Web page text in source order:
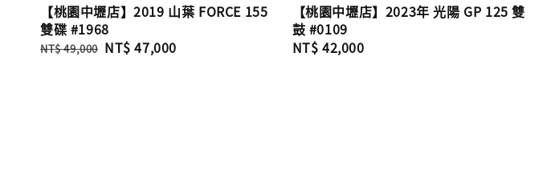
【桃園中壢店】2019 山葉 FORCE 155
雙碟 #1968
Regular
NT$ 49,000 Sale
NT$ 47,000
【桃園中壢店】2023年 光陽 GP 125 雙
鼓 #0109
Regular
NT$ 42,000